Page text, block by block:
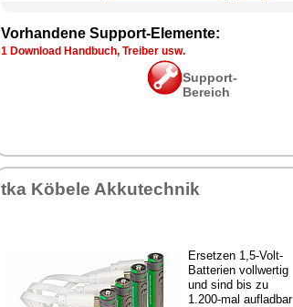
Vorhandene Support-Elemente:
1 Download Handbuch, Treiber usw.
Support-
Bereich
tka Köbele Akkutechnik
Ersetzen 1,5-Volt-
Batterien vollwertig
und sind bis zu
1.200-mal aufladbar